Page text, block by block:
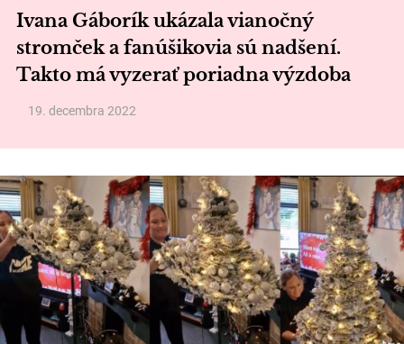
Ivana Gáborík ukázala vianočný
stromček a fanúšikovia sú nadšení.
Takto má vyzerať poriadna výzdoba
19. decembra 2022